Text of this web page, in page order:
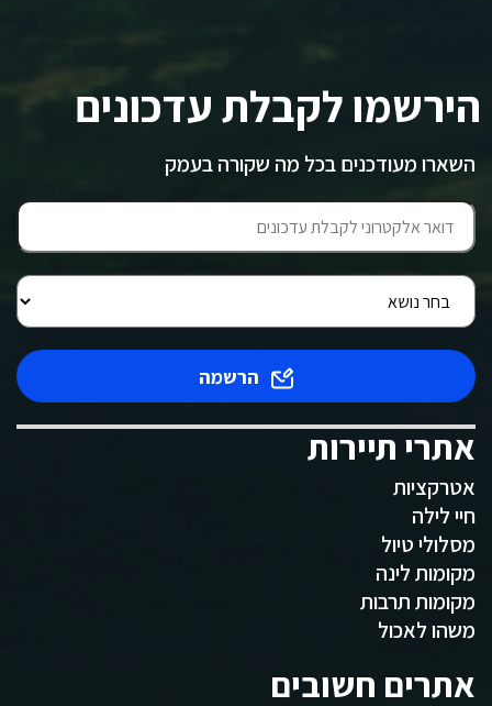
הירשמו לקבלת עדכונים
השארו מעודכנים בכל מה שקורה בעמק
הרשמה
אתרי תיירות
אטרקציות
חיי לילה
מסלולי טיול
מקומות לינה
מקומות תרבות
משהו לאכול
אתרים חשובים